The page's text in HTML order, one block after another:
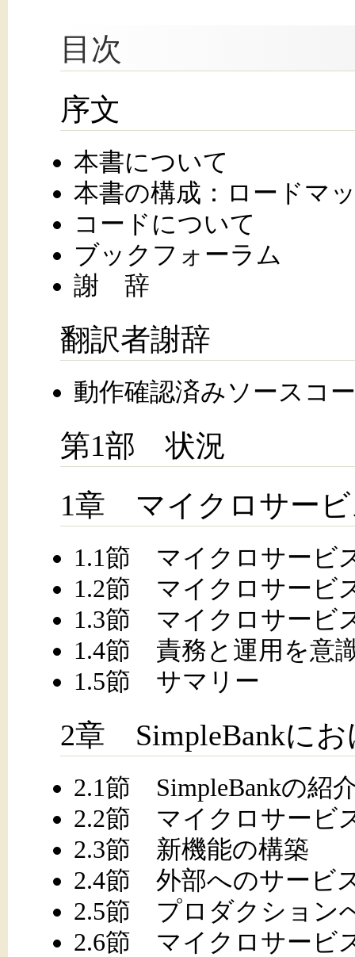
目次
序文
本書について
本書の構成：ロードマ
コードについて
ブックフォーラム
謝 辞
翻訳者謝辞
動作確認済みソースコ
第1部 状況
1章 マイクロサービ
1.1節 マイクロサービ
1.2節 マイクロサービ
1.3節 マイクロサービ
1.4節 責務と運用を意
1.5節 サマリー
2章 SimpleBankに
2.1節 SimpleBankの紹
2.2節 マイクロサービ
2.3節 新機能の構築
2.4節 外部へのサービ
2.5節 プロダクション
2.6節 マイクロサービ